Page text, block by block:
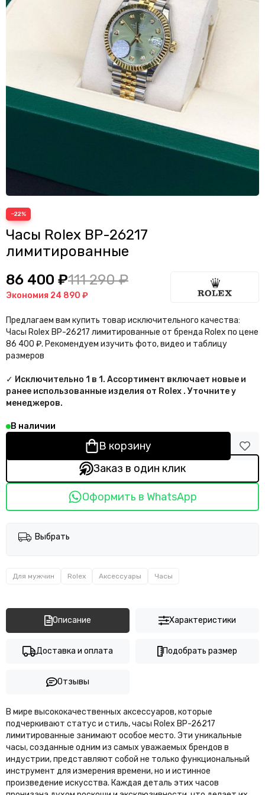
−22%
Часы Rolex BP-26217
лимитированные
86 400 ₽111 290 ₽
Экономия 24 890 ₽
Предлагаем вам купить товар исключительного качества:
Часы Rolex BP-26217 лимитированные от бренда Rolex по цене
86 400 ₽. Рекомендуем изучить фото, видео и таблицу
размеров
✓ Исключительно 1 в 1. Ассортимент включает новые и
ранее использованные изделия от Rolex . Уточните у
менеджеров.
В наличии
В корзину
Заказ в один клик
Оформить в WhatsApp
Выбрать
Для мужчин Rolex Аксессуары Часы
Описание Характеристики
Доставка и оплата Подобрать размер
Отзывы
В мире высококачественных аксессуаров, которые
подчеркивают статус и стиль, часы Rolex BP-26217
лимитированные занимают особое место. Эти уникальные
часы, созданные одним из самых уважаемых брендов в
индустрии, представляют собой не только функциональный
инструмент для измерения времени, но и истинное
произведение искусства. Каждая деталь этих часов